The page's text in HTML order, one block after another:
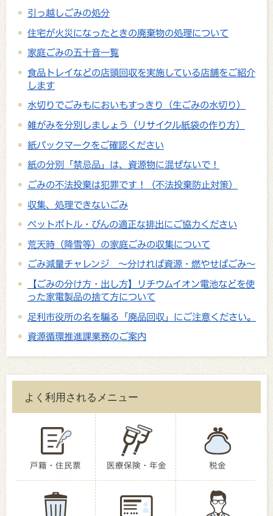
引っ越しごみの処分
住宅が火災になったときの廃棄物の処理について
家庭ごみの五十音一覧
食品トレイなどの店頭回収を実施している店舗をご紹介
します
水切りでごみもにおいもすっきり（生ごみの水切り）
雑がみを分別しましょう（リサイクル紙袋の作り方）
紙パックマークをご確認ください
紙の分別「禁忌品」は、資源物に混ぜないで！
ごみの不法投棄は犯罪です！（不法投棄防止対策）
収集、処理できないごみ
ペットボトル・びんの適正な排出にご協力ください
荒天時（降雪等）の家庭ごみの収集について
ごみ減量チャレンジ ～分ければ資源・燃やせばごみ～
【ごみの分け方・出し方】リチウムイオン電池などを使
った家電製品の捨て方について
足利市役所の名を騙る「廃品回収」にご注意ください。
資源循環推進課業務のご案内
よく利用されるメニュー
戸籍・住民票 医療保険・年金 税金